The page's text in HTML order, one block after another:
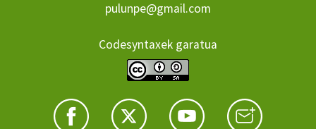
pulunpe@gmail.com
Codesyntaxek garatua